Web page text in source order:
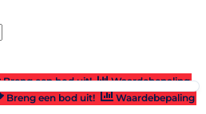
Breng een bod uit!
Waardebepaling
Breng een bod uit! Waardebepaling